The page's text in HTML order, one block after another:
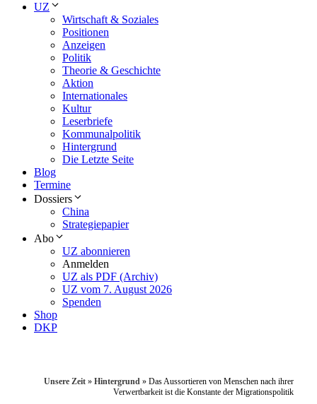
UZ
Wirtschaft & Soziales
Positionen
Anzeigen
Politik
Theorie & Geschichte
Aktion
Internationales
Kultur
Leserbriefe
Kommunalpolitik
Hintergrund
Die Letzte Seite
Blog
Termine
Dossiers
China
Strategiepapier
Abo
UZ abonnieren
Anmelden
UZ als PDF (Archiv)
UZ vom 7. August 2026
Spenden
Shop
DKP
Unsere Zeit » Hintergrund » Das Aussortieren von Menschen nach ihrer
Verwertbarkeit ist die Konstante der Migrationspolitik